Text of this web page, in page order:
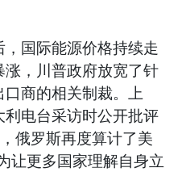
国际能源价格持续走
，川普政府放宽了针
商的相关制裁。上
电台采访时公开批评
俄罗斯再度算计了美
让更多国家理解自身立